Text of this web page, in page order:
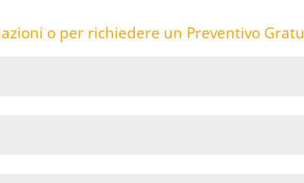
o per richiedere un Preventivo